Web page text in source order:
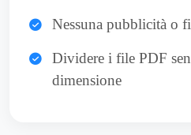
Nessuna pubblicità o
Dividere i file PDF
dimensione